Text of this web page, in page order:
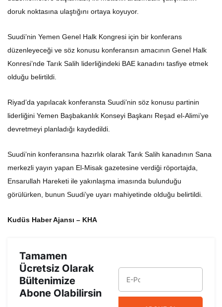
doruk noktasına ulaştığını ortaya koyuyor.
Suudi’nin Yemen Genel Halk Kongresi için bir konferans
düzenleyeceği ve söz konusu konferansın amacının Genel Halk
Konresi’nde Tarık Salih liderliğindeki BAE kanadını tasfiye etmek
olduğu belirtildi.
Riyad’da yapılacak konferansta Suudi’nin söz konusu partinin
liderliğini Yemen Başbakanlık Konseyi Başkanı Reşad el-Alimi’ye
devretmeyi planladığı kaydedildi.
Suudi’nin konferansına hazırlık olarak Tarık Salih kanadının Sana
merkezli yayın yapan El-Misak gazetesine verdiği röportajda,
Ensarullah Hareketi ile yakınlaşma imasında bulunduğu
görülürken, bunun Suudi’ye uyarı mahiyetinde olduğu belirtildi.
Kudüs Haber Ajansı – KHA
Tamamen
Ücretsiz Olarak
Bültenimize
Abone Olabilirsin
ABONE OL